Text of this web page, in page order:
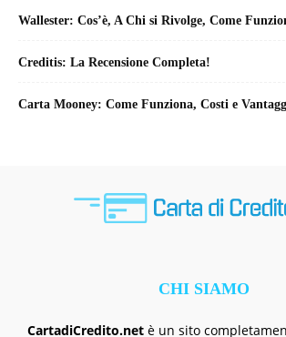
Wallester: Cos’è, A Chi si Rivolge, Come
Creditis: La Recensione Completa!
Carta Mooney: Come Funziona, Costi e
CHI SIAMO
CartadiCredito.netè un sito